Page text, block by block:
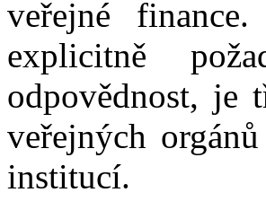
veřejné
explicitně
odpovědnost, je
veřejných
institucí.